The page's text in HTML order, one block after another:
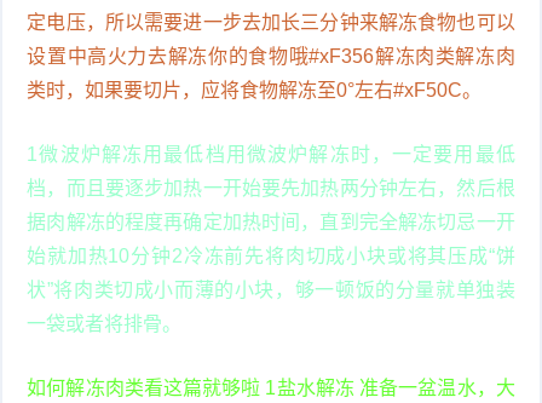
定电压，所以需要进一步去加长三分钟来解冻食物也可以
设置中高火力去解冻你的食物哦#xF356解冻肉类解冻肉
类时，如果要切片，应将食物解冻至0°左右#xF50C。
1微波炉解冻用最低档用微波炉解冻时，一定要用最低
档，而且要逐步加热一开始要先加热两分钟左右，然后根
据肉解冻的程度再确定加热时间，直到完全解冻切忌一开
始就加热10分钟2冷冻前先将肉切成小块或将其压成“饼
状”将肉类切成小而薄的小块，够一顿饭的分量就单独装
一袋或者将排骨。
如何解冻肉类看这篇就够啦 1盐水解冻 准备一盆温水，大